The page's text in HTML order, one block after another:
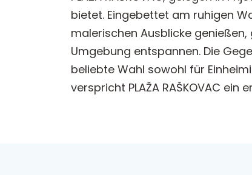
bietet. Eingebettet am ruhigen
malerischen Ausblicke
Umgebung entspannen. Die
beliebte Wahl sowohl für
verspricht PLAŽA RAŠKOVAC